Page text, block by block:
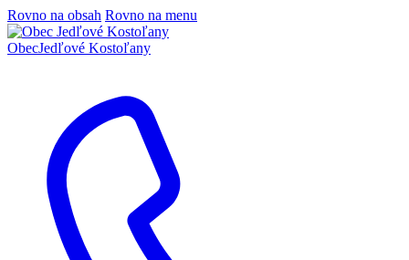
Rovno na obsah Rovno na menu
ObecJedľové Kostoľany